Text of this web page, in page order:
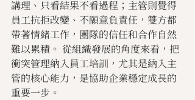
講理、只看結果不看過程；主管則覺得
員工抗拒改變、不願意負責任，雙方都
帶著情緒工作，團隊的信任和合作自然
難以累積。 從組織發展的角度來看，把
衝突管理納入員工培訓，尤其是納入主
管的核心能力，是協助企業穩定成長的
重要一步。